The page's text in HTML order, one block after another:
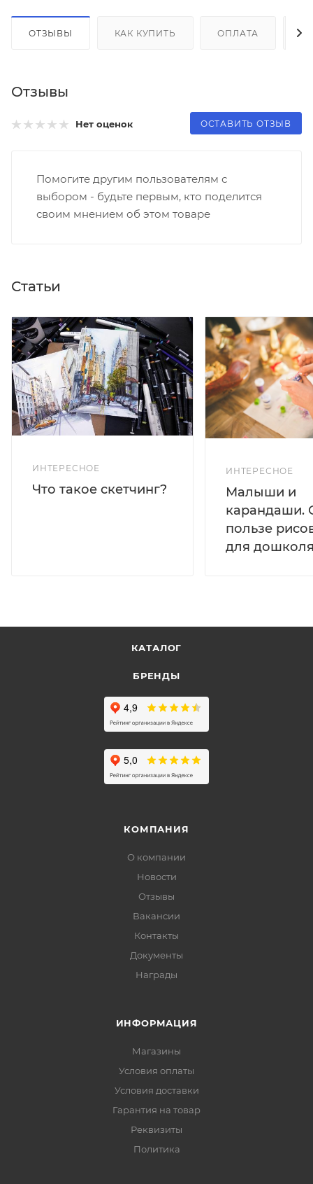
ОТЗЫВЫ КАК КУПИТЬ ОПЛАТА
Отзывы
Нет оценок ОСТАВИТЬ ОТЗЫВ
Помогите другим пользователям с
выбором - будьте первым, кто поделится
своим мнением об этом товаре
Статьи
ИНТЕРЕСНОЕ
Что такое скетчинг?
ИНТЕРЕСНОЕ
Малыши и
карандаши.
пользе
для
КАТАЛОГ
БРЕНДЫ
КОМПАНИЯ
О компании
Новости
Отзывы
Вакансии
Контакты
Документы
Награды
ИНФОРМАЦИЯ
Магазины
Условия оплаты
Условия доставки
Гарантия на товар
Реквизиты
Политика